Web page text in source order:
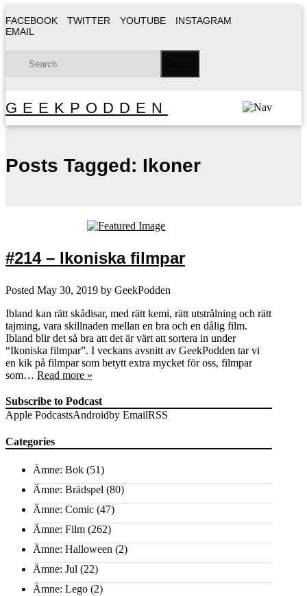
FACEBOOK TWITTER YOUTUBE
INSTAGRAM
EMAIL
GEEKPODDEN
Posts Tagged: Ikoner
#214 – Ikoniska filmpar
Posted May 30, 2019 by GeekPodden
Ibland kan rätt skådisar, med rätt kemi, rätt utstrålning och rätt
tajming, vara skillnaden mellan en bra och en dålig film.
Ibland blir det så bra att det är värt att sortera in under
“Ikoniska filmpar”. I veckans avsnitt av GeekPodden tar vi
en kik på filmpar som betytt extra mycket för oss, filmpar
som… Read more »
Subscribe to Podcast
Apple PodcastsAndroidby EmailRSS
Categories
Ämne: Bok (51)
Ämne: Brädspel (80)
Ämne: Comic (47)
Ämne: Film (262)
Ämne: Halloween (2)
Ämne: Jul (22)
Ämne: Lego (2)